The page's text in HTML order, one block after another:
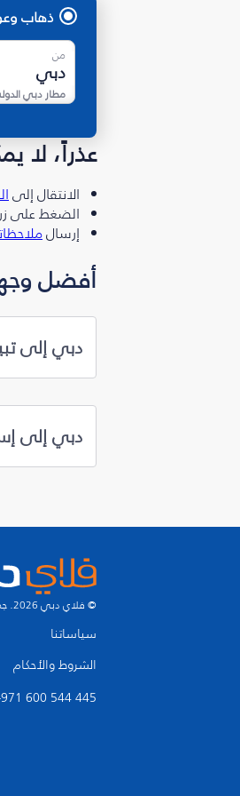
ذهاب
من
مطار دبي
عذراً، لا
الانتقال إلى
الضغط على زر
إرسال
أفضل
دبي إلى
دبي إلى
© فلاي دبي 2026. جميع الحقوق محفوظة.
سياساتنا
الشروط والأحكام
600 544 445